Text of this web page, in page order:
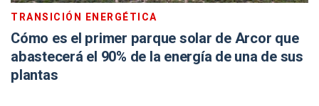
TRANSICIÓN ENERGÉTICA
Cómo es el primer parque solar de Arcor que
abastecerá el 90% de la energía de una de sus
plantas